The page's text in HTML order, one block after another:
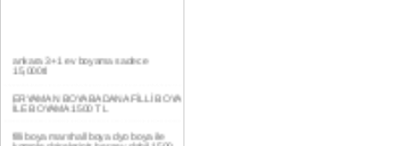
ERYAMAN BOYA BADANA FİLLİ BOYA
İLE BOYAMA 1500 TL
filli boya marshall boya dyo boya ile
komple daireleriniz herşey dahil 1500